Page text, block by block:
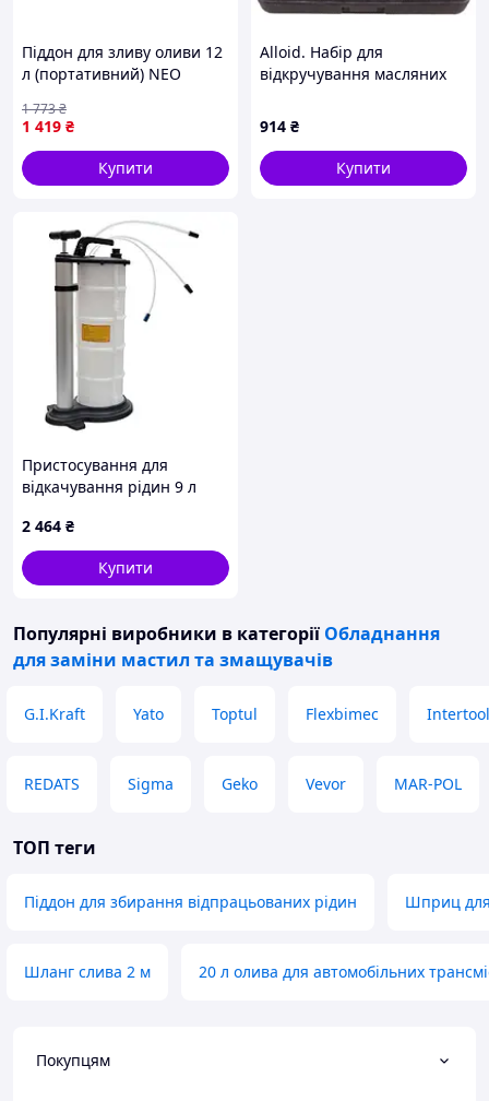
Піддон для зливу оливи 12
л (портативний) NEO
1 419 ₴
1 773₴
Купити
Alloid. Набір для
відкручування масляних
914 ₴
Купити
Пристосування для
відкачування рідин 9 л
2 464 ₴
Купити
Популярні виробники в категорії Обладнання
для заміни мастил та змащувачів
G.I.Kraft Yato Toptul Flexbimec Intertool
REDATS Sigma Geko Vevor MAR-POL
ТОП теги
Піддон для збирання відпрацьованих рідин Шприц для
Шланг слива 2 м 20 л олива для автомобільних
Покупцям